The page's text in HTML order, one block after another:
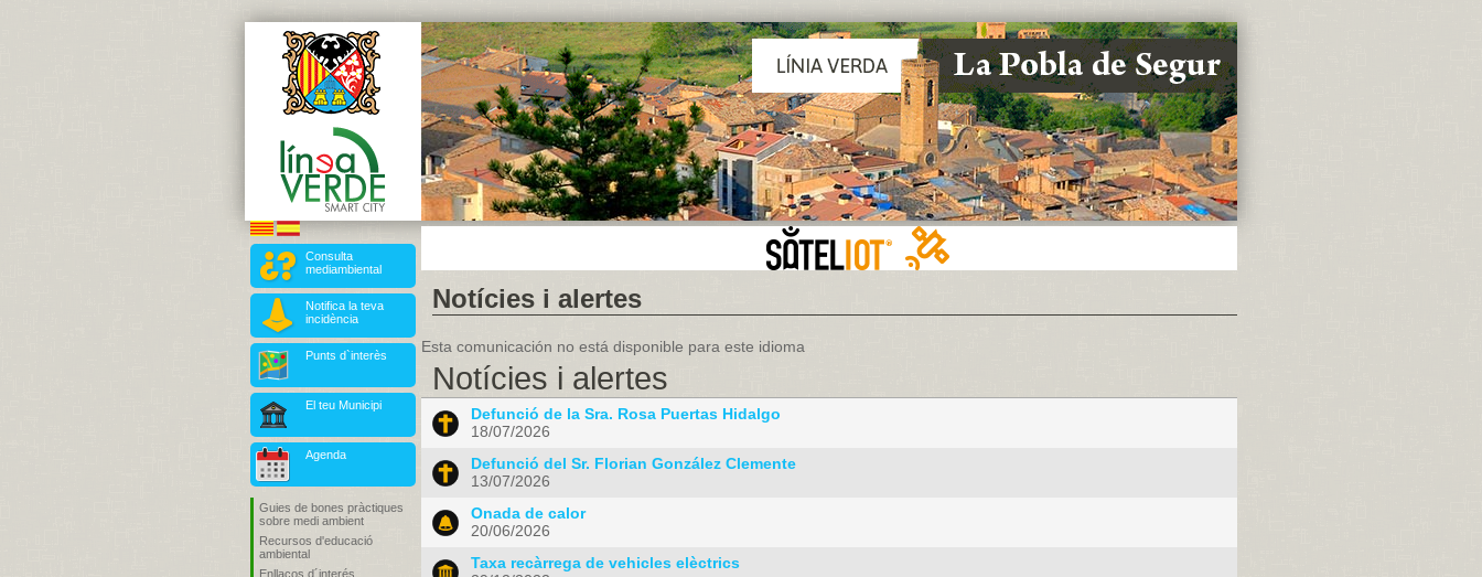
Consulta
mediambiental
Notifica la teva
incidència
Punts d`interès
El teu Municipi
Agenda
Guies de bones pràctiques
sobre medi ambient
Recursos d'educació
ambiental
Enllaços d´interés
Notícies i alertes
Esta comunicación no está disponible para este idioma
Notícies i alertes
Defunció de la Sra. Rosa Puertas Hidalgo
18/07/2026
Defunció del Sr. Florian González Clemente
13/07/2026
Onada de calor
20/06/2026
Taxa recàrrega de vehicles elèctrics